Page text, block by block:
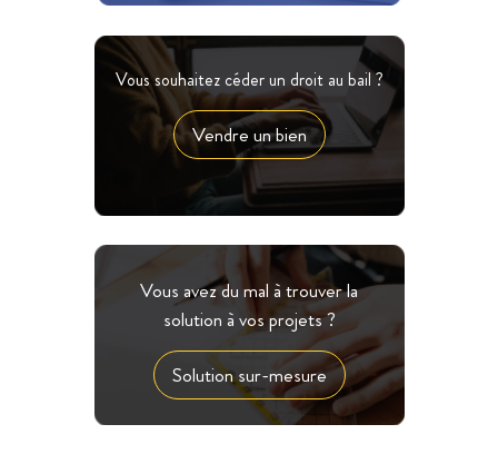
Vous souhaitez céder un droit au bail ?
Vendre un bien
Vous avez du mal à trouver la
solution à vos projets ?
Solution sur-mesure